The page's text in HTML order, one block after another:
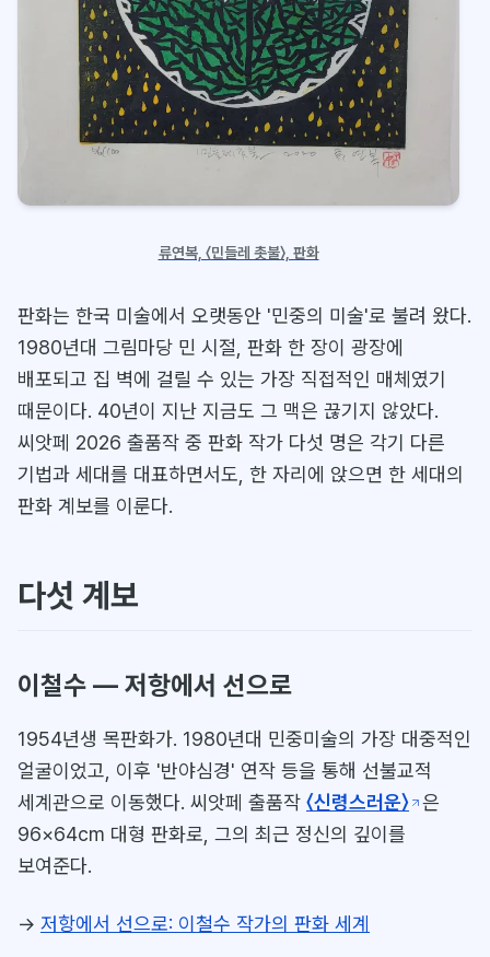
류연복, 〈민들레 촛불〉, 판화
판화는 한국 미술에서 오랫동안 '민중의 미술'로 불려 왔다.
1980년대 그림마당 민 시절, 판화 한 장이 광장에
배포되고 집 벽에 걸릴 수 있는 가장 직접적인 매체였기
때문이다. 40년이 지난 지금도 그 맥은 끊기지 않았다.
씨앗페 2026 출품작 중 판화 작가 다섯 명은 각기 다른
기법과 세대를 대표하면서도, 한 자리에 앉으면 한 세대의
판화 계보를 이룬다.
다섯 계보
이철수 — 저항에서 선으로
1954년생 목판화가. 1980년대 민중미술의 가장 대중적인
얼굴이었고, 이후 '반야심경' 연작 등을 통해 선불교적
세계관으로 이동했다. 씨앗페 출품작 〈신령스러운〉 은
96×64cm 대형 판화로, 그의 최근 정신의 깊이를
보여준다.
→ 저항에서 선으로: 이철수 작가의 판화 세계